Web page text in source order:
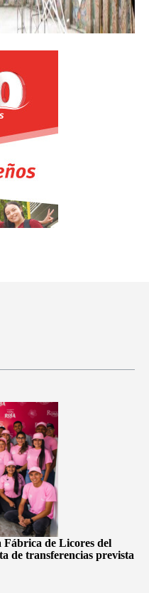
Fábrica de Licores del
de transferencias prevista